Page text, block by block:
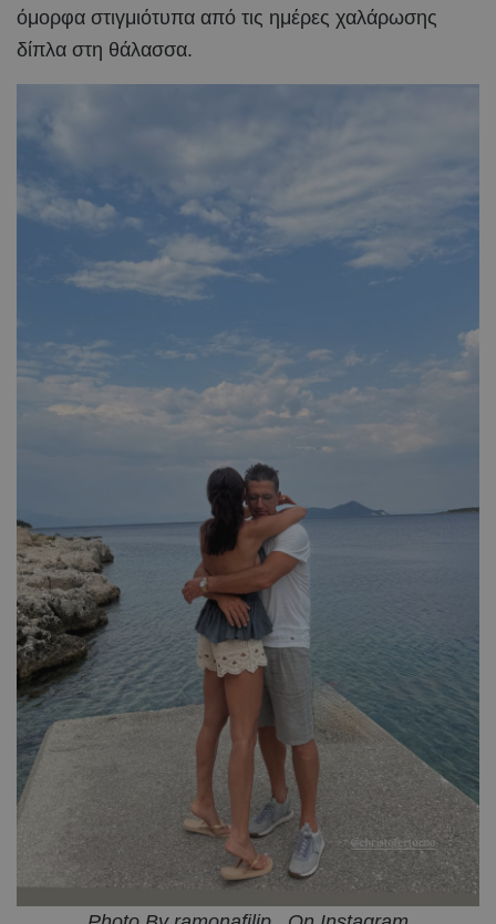
όμορφα στιγμιότυπα από τις ημέρες χαλάρωσης
δίπλα στη θάλασσα.